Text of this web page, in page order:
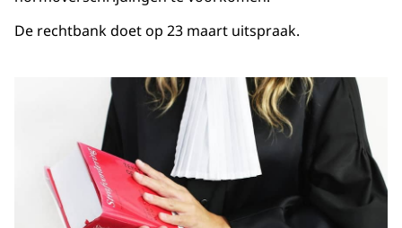
De rechtbank doet op 23 maart uitspraak.